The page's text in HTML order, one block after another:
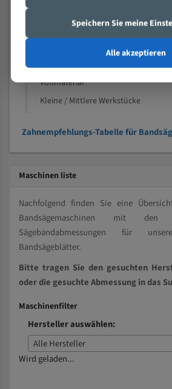
Speziell entwickelt für Profile / Rohre
Kleine und mittlere Profile /
Vollmaterial
Kleine / Mittlere Werkstücke
Zahnempfehlungs-Tabelle für
Maschinen liste
Nachfolgend finden Sie eine
Bandsägemaschinen mit den
Sägebandabmessungen für
Bandsägeblätter.
Bitte tragen Sie den gesuchten
oder die gesuchte Abmessung in das
Maschinenfilter
Hersteller auswählen:
Alle Hersteller
Wird geladen...
Speichern Sie meine
Alle akzeptieren